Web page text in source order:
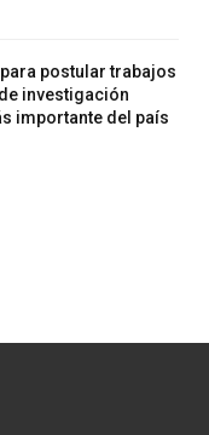
postular trabajos
investigación
importante del país